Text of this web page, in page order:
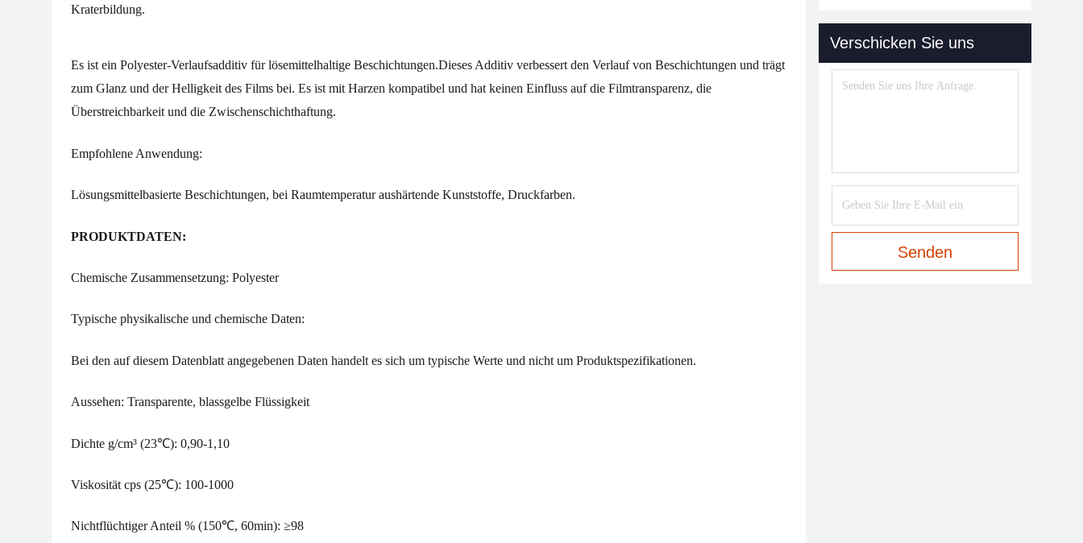
Kraterbildung.
Es ist ein Polyester-Verlaufsadditiv für lösemittelhaltige Beschichtungen.Dieses Additiv verbessert den Verlauf von Beschichtungen und trägt
zum Glanz und der Helligkeit des Films bei. Es ist mit Harzen kompatibel und hat keinen Einfluss auf die Filmtransparenz, die
Überstreichbarkeit und die Zwischenschichthaftung.
Empfohlene Anwendung:
Lösungsmittelbasierte Beschichtungen, bei Raumtemperatur aushärtende Kunststoffe, Druckfarben.
PRODUKTDATEN:
Chemische Zusammensetzung: Polyester
Typische physikalische und chemische Daten:
Bei den auf diesem Datenblatt angegebenen Daten handelt es sich um typische Werte und nicht um Produktspezifikationen.
Aussehen: Transparente, blassgelbe Flüssigkeit
Dichte g/cm³ (23℃): 0,90-1,10
Viskosität cps (25℃): 100-1000
Nichtflüchtiger Anteil % (150℃, 60min): ≥98
Verschicken Sie uns
Senden